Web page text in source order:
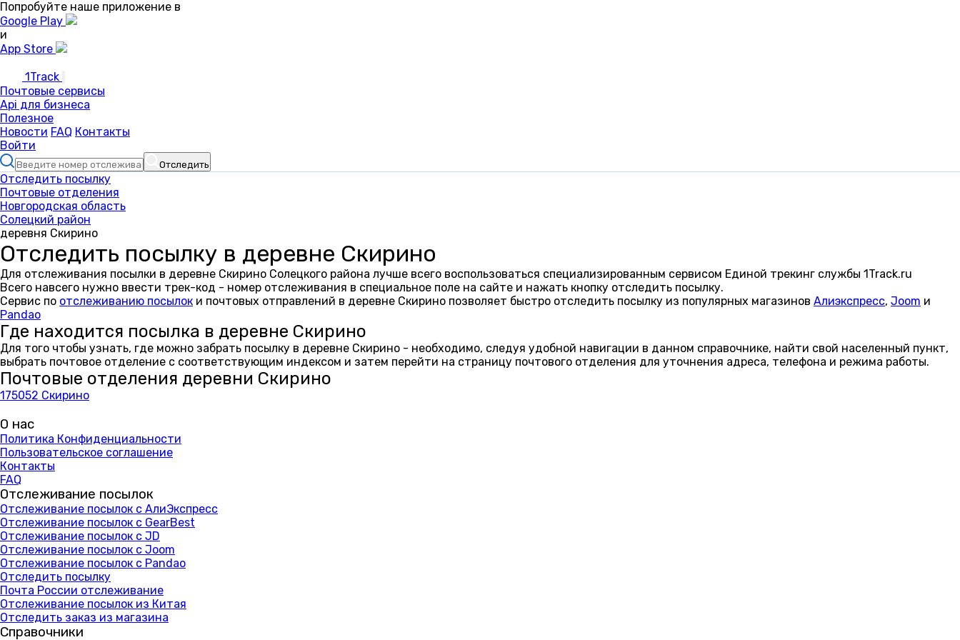
Попробуйте наше приложение в
Google Play
и
App Store
1Track
Почтовые сервисы
Api для бизнеса
Полезное
Новости FAQ Контакты
Войти
Отследить
Отследить посылку
Почтовые отделения
Новгородская область
Солецкий район
деревня Скирино
Отследить посылку в деревне Скирино
Для отслеживания посылки в деревне Скирино Солецкого района лучше всего воспользоваться специализированным сервисом Единой трекинг службы 1Track.ru
Всего навсего нужно ввести трек-код - номер отслеживания в специальное поле на сайте и нажать кнопку отследить посылку.
Сервис по отслеживанию посылок и почтовых отправлений в деревне Скирино позволяет быстро отследить посылку из популярных магазинов Алиэкспресс, Joom и
Pandao
Где находится посылка в деревне Скирино
Для того чтобы узнать, где можно забрать посылку в деревне Скирино - необходимо, следуя удобной навигации в данном справочнике, найти свой населенный пункт,
выбрать почтовое отделение с соответствующим индексом и затем перейти на страницу почтового отделения для уточнения адреса, телефона и режима работы.
Почтовые отделения деревни Скирино
175052 Скирино
О нас
Политика Конфиденциальности
Пользовательское соглашение
Контакты
FAQ
Отслеживание посылок
Отслеживание посылок с АлиЭкспресс
Отслеживание посылок с GearBest
Отслеживание посылок с JD
Отслеживание посылок с Joom
Отслеживание посылок с Pandao
Отследить посылку
Почта России отслеживание
Отслеживание посылок из Китая
Отследить заказ из магазина
Справочники